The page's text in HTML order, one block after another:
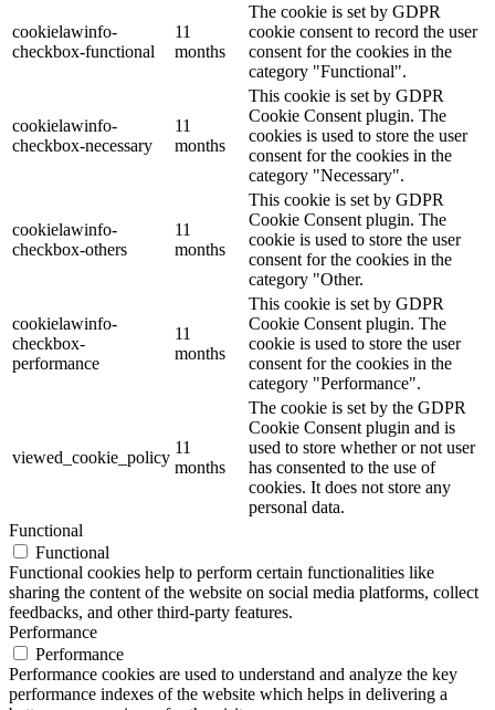
cookielawinfo-
checkbox-functional
11
months
The cookie is set by GDPR
cookie consent to record the user
consent for the cookies in the
category "Functional".
cookielawinfo-
checkbox-necessary
11
months
This cookie is set by GDPR
Cookie Consent plugin. The
cookies is used to store the user
consent for the cookies in the
category "Necessary".
cookielawinfo-
checkbox-others
11
months
This cookie is set by GDPR
Cookie Consent plugin. The
cookie is used to store the user
consent for the cookies in the
category "Other.
cookielawinfo-
checkbox-
performance
11
months
This cookie is set by GDPR
Cookie Consent plugin. The
cookie is used to store the user
consent for the cookies in the
category "Performance".
viewed_cookie_policy
11
months
The cookie is set by the GDPR
Cookie Consent plugin and is
used to store whether or not user
has consented to the use of
cookies. It does not store any
personal data.
Functional
Functional
Functional cookies help to perform certain functionalities like
sharing the content of the website on social media platforms, collect
feedbacks, and other third-party features.
Performance
Performance
Performance cookies are used to understand and analyze the key
performance indexes of the website which helps in delivering a